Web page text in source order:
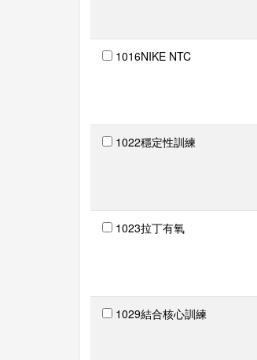
1016NIKE NTC
1022穩定性訓練
1023拉丁有氧
1029結合核心訓練